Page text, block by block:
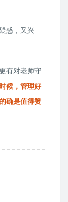
惑，又兴
有对老师守
候，管理好
确是值得赞